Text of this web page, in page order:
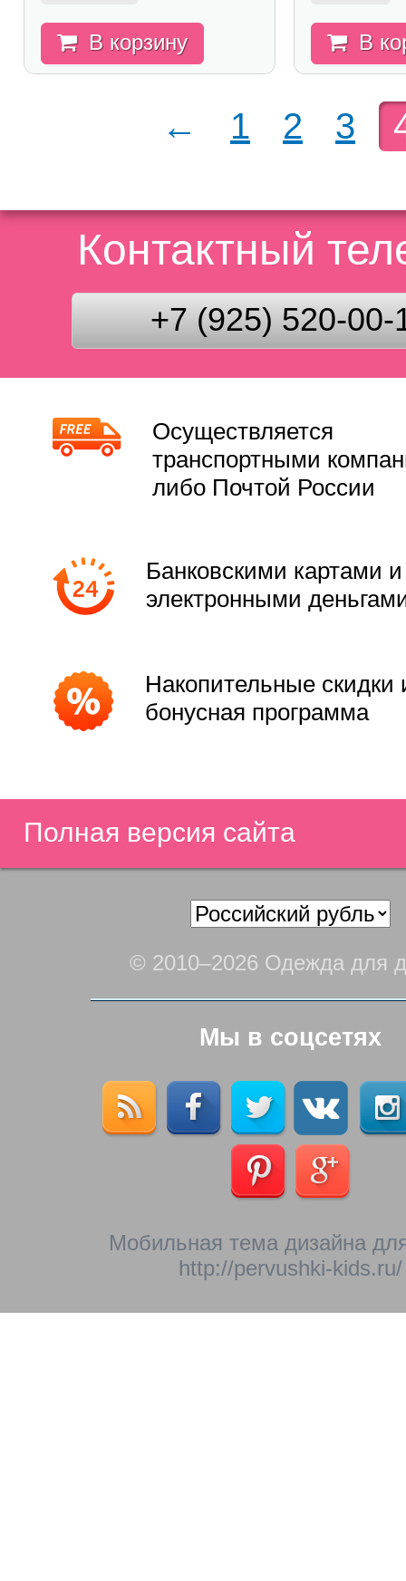
В корзину В
← 1 2 3
Контактный
+7 (925) 520-00-
Осуществляется
транспортными
либо Почтой России
Банковскими картами и
электронными
Накопительные скидки
бонусная программа
Полная версия сайта
© 2010–2026 Одежда для
Мы в соцсетях
Мобильная тема дизайна
http://pervushki-kids.ru/